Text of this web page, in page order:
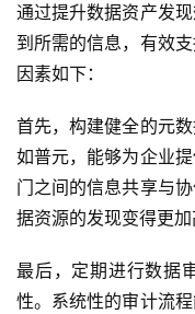
通过提升数据资产发
到所需的信息，有效
因素如下：
首先，构建健全的元
如普元，能够为企业
门之间的信息共享与
据资源的发现变得更加
最后，定期进行数据
性。系统性的审计流